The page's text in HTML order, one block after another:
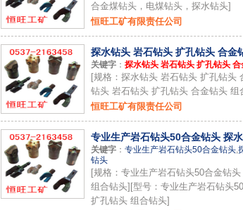
合金煤钻头，电煤钻头，探水钻头]
恒旺工矿有限责任公司
探水钻头 岩石钻头 扩孔钻头 合金
关键字 ： 探水钻头 岩石钻头 扩孔钻头
[规格：探水钻头 岩石钻头 扩孔钻头
钻头 岩石钻头 扩孔钻头 合金钻头 组
恒旺工矿有限责任公司
专业生产岩石钻头50合金钻头 探
关键字 ： 专业生产岩石钻头50合金钻头,
钻头
[规格：专业生产岩石钻头50合金钻
组合钻头][型号：专业生产岩石钻头
扩孔钻头 组合钻头]